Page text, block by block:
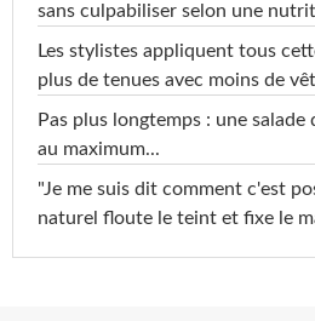
sans culpabiliser selon une
Les stylistes appliquent tous
plus de tenues avec moins de
Pas plus longtemps : une salade
au maximum...
"Je me suis dit comment c'est
naturel floute le teint et fixe le